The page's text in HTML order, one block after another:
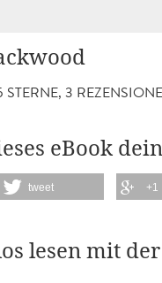
STERNE, 3
eBook
tweet +1
lesen mit